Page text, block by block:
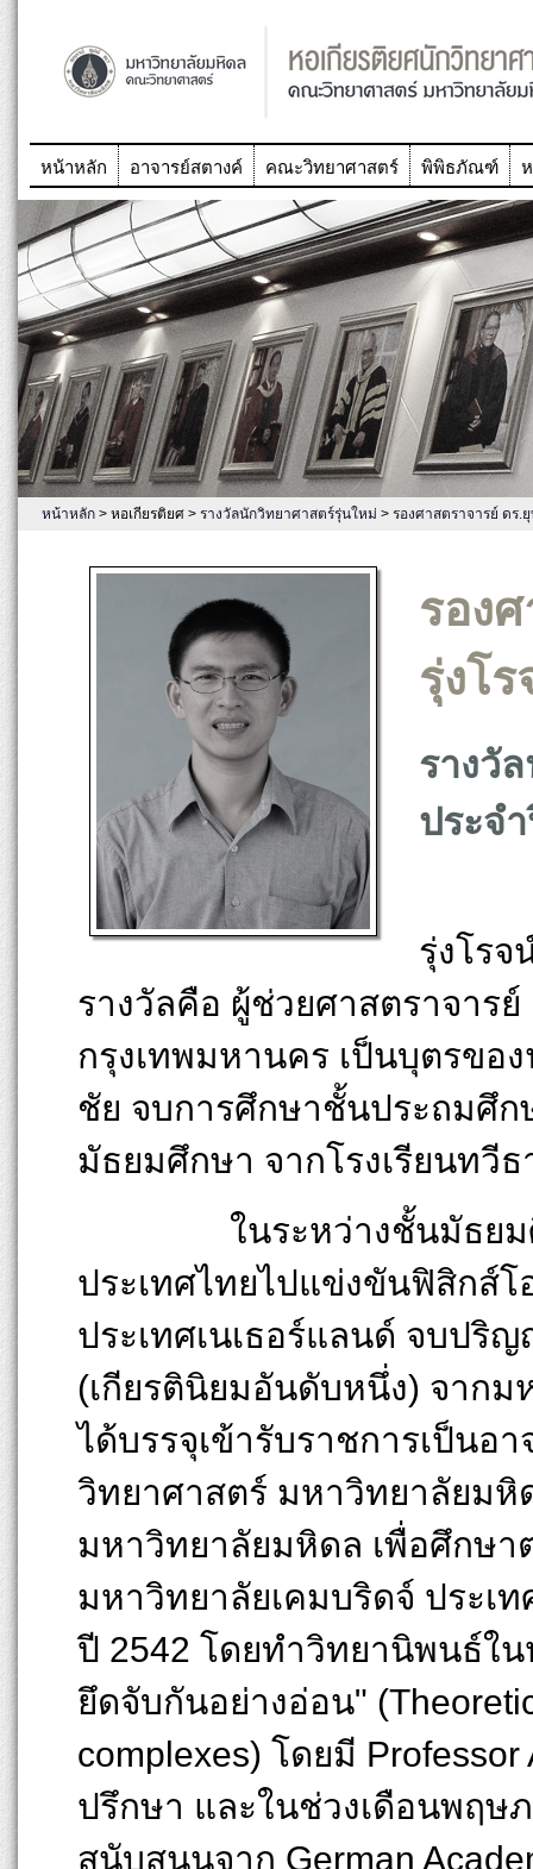
หน้าหลัก อาจารย์สตางค์ คณะวิทยาศาสตร์ พิพิธภัณฑ์
หน้าหลัก > หอเกียรติยศ > รางวัลนักวิทยาศาสตร์รุ่นใหม่ > รองศาสตราจารย์ ดร.
รอง
รุ่งโ
รางวั
ประจ
รุ่งโร
รางวัลคือ ผู้ช่วยศาสตราจารย์
กรุงเทพมหานคร เป็นบุตรขอ
ชัย จบการศึกษาชั้นประถมศึก
มัธยมศึกษา จากโรงเรียนทวีธ
ในระหว่างชั้นมัธยมศึกษ
ประเทศไทยไปแข่งขันฟิสิกส์
ประเทศเนเธอร์แลนด์ จบป
(เกียรตินิยมอันดับหนึ่ง) จาก
ได้บรรจุเข้ารับราชการเป็นอ
วิทยาศาสตร์ มหาวิทยาลัยม
มหาวิทยาลัยมหิดล เพื่อศึกษ
มหาวิทยาลัยเคมบริดจ์ ประเ
ปี 2542 โดยทำวิทยานิพนธ์ใ
ยึดจับกันอย่างอ่อน"
complexes) โดยมี Professor
ปรึกษา และในช่วงเดือนพฤษ
สนับสนุนจาก German